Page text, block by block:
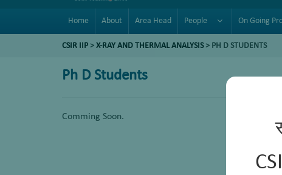
Home About Area Head People On Going
CSIR IIP > X-RAY AND THERMAL ANALYSIS> PH D STUDENTS
Ph D Students
Comming Soon.